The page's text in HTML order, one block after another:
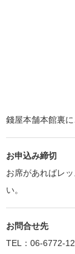
錢屋本舗本館裏
お申込み締切
お席があればレ
い。
お問合せ先
TEL：06-6772-